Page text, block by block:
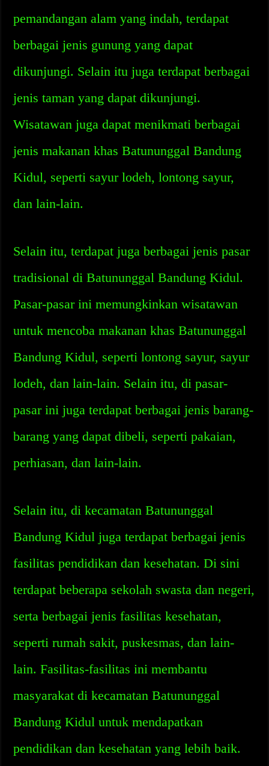
pemandangan alam yang indah, terdapat
berbagai jenis gunung yang dapat
dikunjungi. Selain itu juga terdapat berbagai
jenis taman yang dapat dikunjungi.
Wisatawan juga dapat menikmati berbagai
jenis makanan khas Batununggal Bandung
Kidul, seperti sayur lodeh, lontong sayur,
dan lain-lain.
Selain itu, terdapat juga berbagai jenis pasar
tradisional di Batununggal Bandung Kidul.
Pasar-pasar ini memungkinkan wisatawan
untuk mencoba makanan khas Batununggal
Bandung Kidul, seperti lontong sayur, sayur
lodeh, dan lain-lain. Selain itu, di pasar-
pasar ini juga terdapat berbagai jenis barang-
barang yang dapat dibeli, seperti pakaian,
perhiasan, dan lain-lain.
Selain itu, di kecamatan Batununggal
Bandung Kidul juga terdapat berbagai jenis
fasilitas pendidikan dan kesehatan. Di sini
terdapat beberapa sekolah swasta dan negeri,
serta berbagai jenis fasilitas kesehatan,
seperti rumah sakit, puskesmas, dan lain-
lain. Fasilitas-fasilitas ini membantu
masyarakat di kecamatan Batununggal
Bandung Kidul untuk mendapatkan
pendidikan dan kesehatan yang lebih baik.